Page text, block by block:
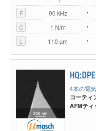
F
90 kHz
C
1 N/m
L
110 µm
4本の電
コーティ
AFMティ